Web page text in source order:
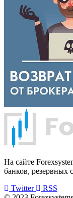
На сайте
банков, резервных
Twitter
RSS